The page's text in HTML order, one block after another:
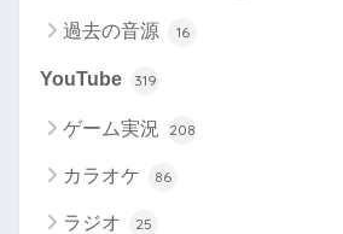
過去の音源 16
YouTube 319
ゲーム実況 208
カラオケ 86
ラジオ 25